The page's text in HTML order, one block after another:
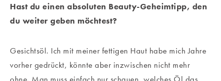
Hast du einen absoluten Beauty-Geheimtipp, den
du weiter geben möchtest?
Gesichtsöl. Ich mit meiner fettigen Haut habe mich Jahre
vorher gedrückt, könnte aber inzwischen nicht mehr